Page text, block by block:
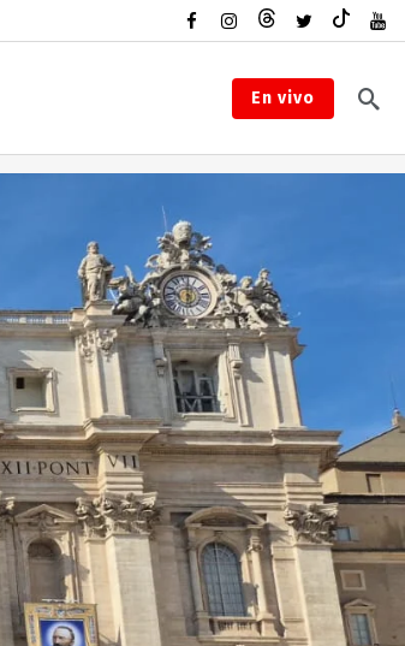
En vivo